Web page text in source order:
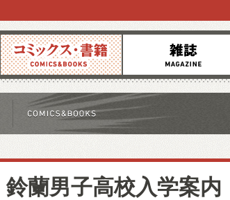
コミックス 雑誌
鈴蘭男子高校入学案内